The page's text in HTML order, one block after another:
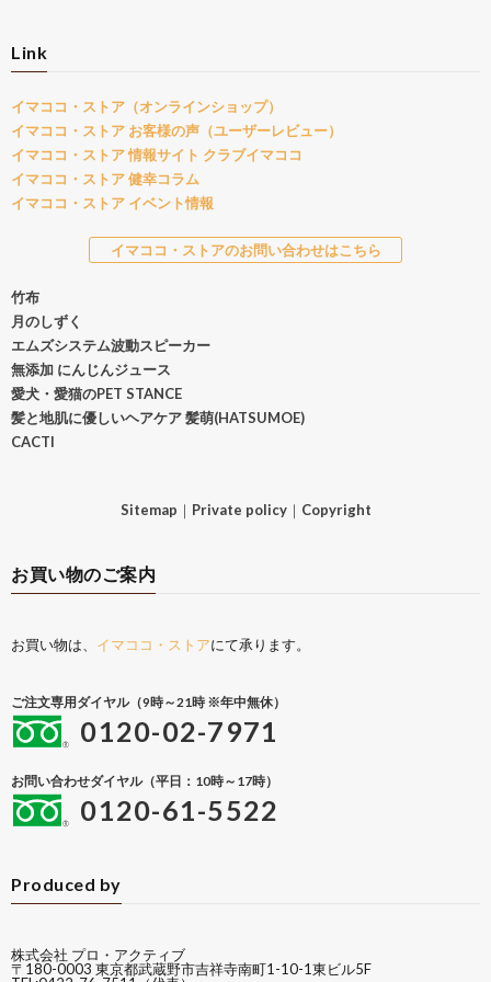
Link
イマココ・ストア（オンラインショップ）
イマココ・ストア お客様の声（ユーザーレビュー）
イマココ・ストア 情報サイト クラブイマココ
イマココ・ストア 健幸コラム
イマココ・ストア イベント情報
イマココ・ストアのお問い合わせはこちら
竹布
月のしずく
エムズシステム波動スピーカー
無添加 にんじんジュース
愛犬・愛猫のPET STANCE
髪と地肌に優しいヘアケア 髪萌(HATSUMOE)
CACTI
Sitemap ｜ Private policy｜ Copyright
お買い物のご案内
お買い物は、 イマココ・ストアにて承ります。
ご注文専用ダイヤル（9時～21時 ※年中無休）
0120-02-7971
お問い合わせダイヤル（平日：10時～17時）
0120-61-5522
Produced by
株式会社 プロ・アクティブ
〒180-0003 東京都武蔵野市吉祥寺南町1-10-1東ビル5F